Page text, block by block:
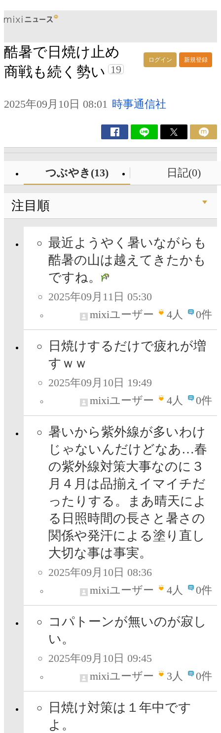
ログイン 新規登録
酷暑で日焼け止め
商戦も続く勢い 19
2025年09月10日 08:01 時事通信社
つぶやき(13) 日記(0)
注目順
最近ようやく暑いながらも
酷暑の山は越えてきたかも
ですね。
2025年09月11日 05:30
mixiユーザー
4人 0件
日焼けするだけで疲れが増
すｗｗ
2025年09月10日 19:49
mixiユーザー
4人 0件
暑いから紫外線が多いわけ
じゃないんだけどなあ…春
の紫外線対策大事なのに３
月４月は品揃えイマイチだ
ったりする。まあ晴天によ
る日照時間の長さと暑さの
関係や発汗による塗り直し
大切な事は事実。
2025年09月10日 08:36
mixiユーザー
4人 0件
コパトーンが無いのが寂し
い。
2025年09月10日 09:45
mixiユーザー
3人 0件
日焼け対策は１年中です
よ。